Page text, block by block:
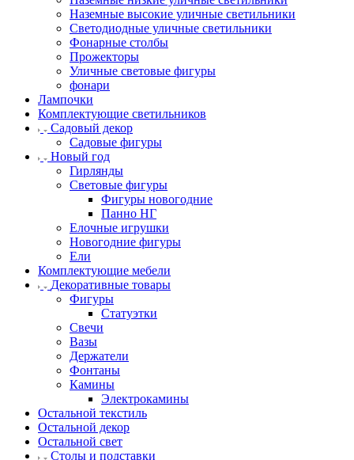
Наземные высокие уличные светильники
Светодиодные уличные светильники
Фонарные столбы
Прожекторы
Уличные световые фигуры
фонари
Лампочки
Комплектующие светильников
Садовый декор
Садовые фигуры
Новый год
Гирлянды
Световые фигуры
Фигуры новогодние
Панно НГ
Елочные игрушки
Новогодние фигуры
Ели
Комплектующие мебели
Декоративные товары
Фигуры
Статуэтки
Свечи
Вазы
Держатели
Фонтаны
Камины
Электрокамины
Остальной текстиль
Остальной декор
Остальной свет
Столы и подставки